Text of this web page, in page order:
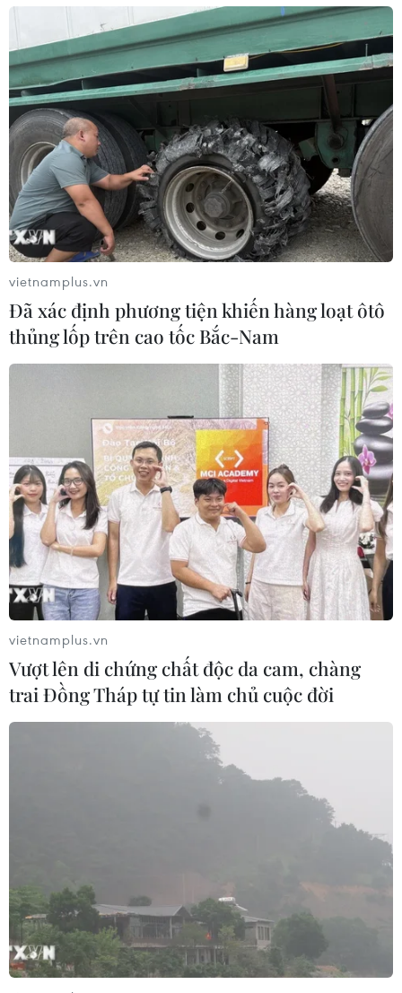
vietnamplus.vn
Đã xác định phương tiện khiến hàng loạt ôtô
thủng lốp trên cao tốc Bắc-Nam
vietnamplus.vn
Vượt lên di chứng chất độc da cam, chàng
trai Đồng Tháp tự tin làm chủ cuộc đời